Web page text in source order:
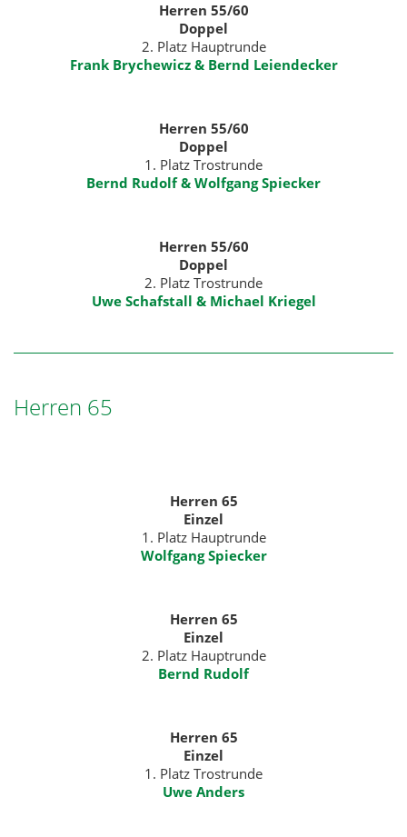
Herren 55/60
Doppel
2. Platz Hauptrunde
Frank Brychewicz & Bernd Leiendecker
Herren 55/60
Doppel
1. Platz Trostrunde
Bernd Rudolf & Wolfgang Spiecker
Herren 55/60
Doppel
2. Platz Trostrunde
Uwe Schafstall & Michael Kriegel
Herren 65
Herren 65
Einzel
1. Platz Hauptrunde
Wolfgang Spiecker
Herren 65
Einzel
2. Platz Hauptrunde
Bernd Rudolf
Herren 65
Einzel
1. Platz Trostrunde
Uwe Anders